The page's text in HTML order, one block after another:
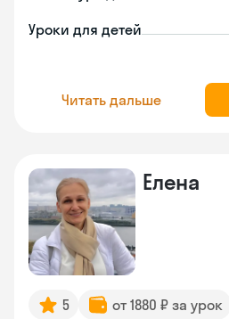
Уроки для детей
Читать дальше
Елена
5 от 1880 ₽ за урок